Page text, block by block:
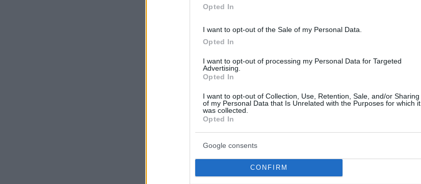
Opted In
I want to opt-out of the Sale of my Personal Data.
Opted In
I want to opt-out of processing my Personal Data for Targeted
Advertising.
Opted In
I want to opt-out of Collection, Use, Retention, Sale, and/or Sharing
of my Personal Data that Is Unrelated with the Purposes for which it
was collected.
Opted In
Google consents
CONFIRM